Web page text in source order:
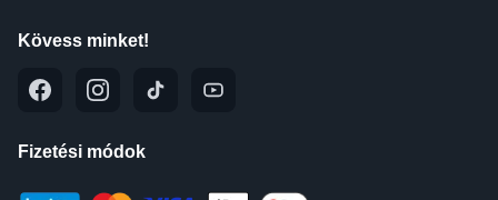
Kövess minket!
Fizetési módok